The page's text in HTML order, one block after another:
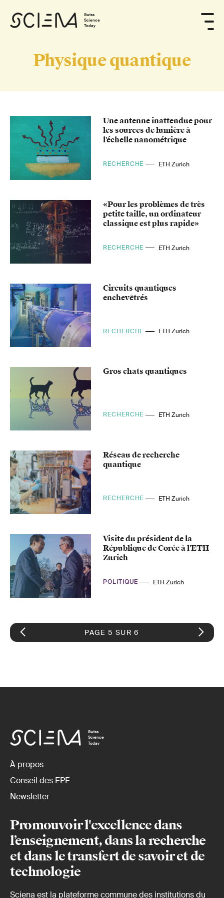
Swiss
Science
Today
Physique quantique
Une antenne inattendue pour
les sources de lumière à
l'échelle nanométrique
RECHERCHE ETH Zurich
«Pour les problèmes de très
petite taille, un ordinateur
classique est plus rapide»
RECHERCHE ETH Zurich
Circuits quantiques
enchevêtrés
RECHERCHE ETH Zurich
Gros chats quantiques
RECHERCHE ETH Zurich
Réseau de recherche
quantique
RECHERCHE ETH Zurich
Visite du président de la
République de Corée à l'ETH
Zurich
POLITIQUE ETH Zurich
PAGE 5 SUR 6
Swiss
Science
Today
À propos
Conseil des EPF
Newsletter
Promouvoir l'excellence dans
l’enseignement, dans la recherche
et dans le transfert de savoir et de
technologie
Sciena est la plateforme commune des institutions du